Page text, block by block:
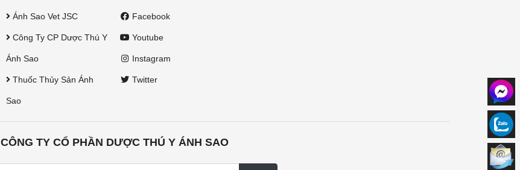
Ánh Sao Vet JSC
Công Ty CP Dược Thú Y
Ánh Sao
Thuốc Thủy Sản Ánh
Sao
Facebook
Youtube
Instagram
Twitter
CÔNG TY CỔ PHẦN DƯỢC THÚ Y ÁNH SAO